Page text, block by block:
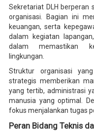
Sekretariat DLH berperan
organisasi. Bagian ini
keuangan, serta
dalam kegiatan
dalam memastikan
lingkungan.
Struktur organisasi
strategis memberikan
yang tertib, administrasi
manusia yang optimal.
fokus menjalankan tugas
Peran Bidang Teknis